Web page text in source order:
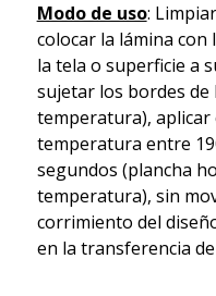
Modo de uso:
colocar la lámina con
la tela o superficie a
sujetar los bordes de
temperatura), aplicar
temperatura entre
segundos (plancha
temperatura), sin
corrimiento del
en la transferencia